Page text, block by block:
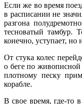
Если же во время
в расписании не
разгона
тесноватый тамбур.
конечно, уступает, но
От стука колес
о беге по
плотному песку
корабле.
В свое время, где-то